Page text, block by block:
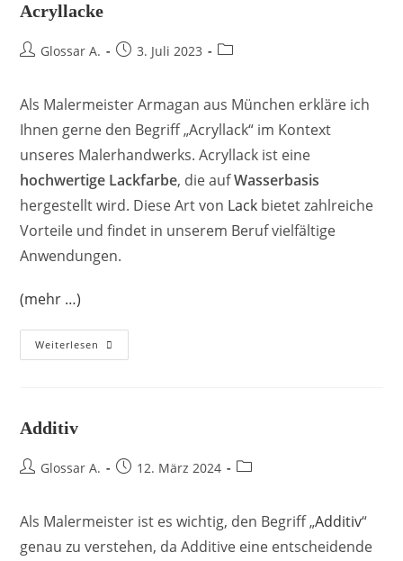
Acryllacke
Glossar A. 3. Juli 2023
Als Malermeister Armagan aus München erkläre ich
Ihnen gerne den Begriff „Acryllack“ im Kontext
unseres Malerhandwerks. Acryllack ist eine
hochwertige Lackfarbe, die aufWasserbasis
hergestellt wird. Diese Art von Lack bietet zahlreiche
Vorteile und findet in unserem Beruf vielfältige
Anwendungen.
(mehr …)
Weiterlesen
Additiv
Glossar A. 12. März 2024
Als Malermeister ist es wichtig, den Begriff „Additiv“
genau zu verstehen, da Additive eine entscheidende